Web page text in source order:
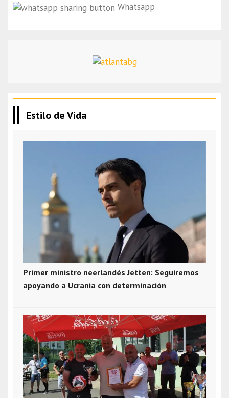
Whatsapp
Estilo de Vida
Primer ministro neerlandés Jetten: Seguiremos
apoyando a Ucrania con determinación